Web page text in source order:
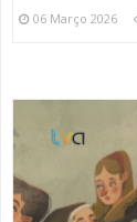
06 Março 2026